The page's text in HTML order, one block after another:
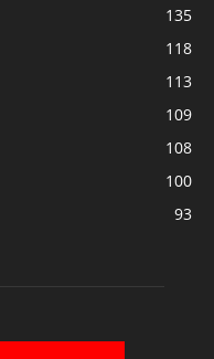
135
118
113
109
108
100
93